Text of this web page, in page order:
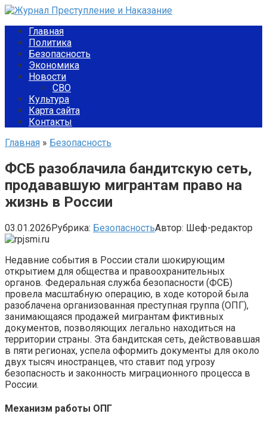
Перейти
контентуГлавная
Политика
Безопасность
Экономика
Новости
СВО
Культура
Карта сайта
Контакты
Главная » Безопасность
ФСБ разоблачила бандитскую сеть,
продававшую мигрантам право на
жизнь в России
03.01.2026Рубрика: БезопасностьАвтор: Шеф-редактор
Недавние события в России стали шокирующим
открытием для общества и правоохранительных
органов. Федеральная служба безопасности (ФСБ)
провела масштабную операцию, в ходе которой была
разоблачена организованная преступная группа (ОПГ),
занимающаяся продажей мигрантам фиктивных
документов, позволяющих легально находиться на
территории страны. Эта бандитская сеть, действовавшая
в пяти регионах, успела оформить документы для около
двух тысяч иностранцев, что ставит под угрозу
безопасность и законность миграционного процесса в
России.
Механизм работы ОПГ